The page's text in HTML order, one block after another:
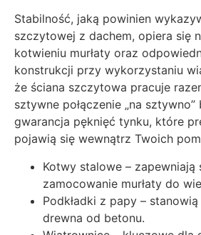
Stabilność, jaką powinien
szczytowej z dachem, opiera się
kotwieniu murłaty oraz
konstrukcji przy wykorzystaniu
że ściana szczytowa pracuje
sztywne połączenie „na
gwarancja pęknięć tynku, które
pojawią się wewnątrz Twoich
Kotwy stalowe – zapewniają
zamocowanie murłaty do
Podkładki z papy –
drewna od betonu.